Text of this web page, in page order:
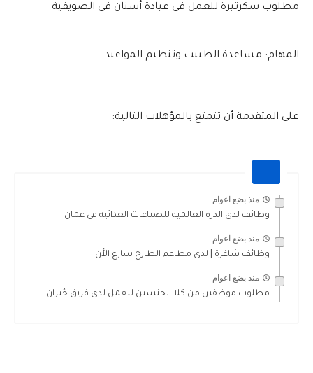
مطلوب سكرتيرة للعمل في عيادة أسنان في الصويفية
المهام: مساعدة الطبيب وتنظيم المواعيد.
على المتقدمة أن تتمتع بالمؤهلات التالية:
منذ بضع اعوام
وظائف لدى الدرة العالمية للصناعات الغذائية في عمان
منذ بضع اعوام
وظائف شاغرة | لدى مطاعم الطازج سارع الأن
منذ بضع اعوام
مطلوب موظفين من كلا الجنسين للعمل لدى فريق جُبران